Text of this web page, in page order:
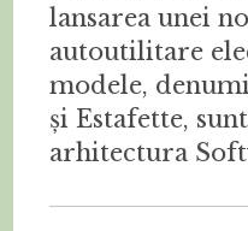
lansarea unei
autoutilitare
modele,
și Estafette,
arhitectura